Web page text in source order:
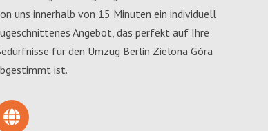
uns innerhalb von 15 Minuten ein individuell
Angebot, das perfekt auf Ihre
für den Umzug Berlin Zielona Góra
ist.